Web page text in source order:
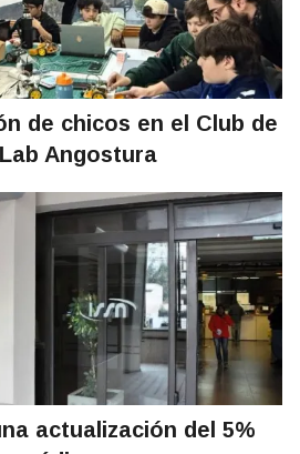
de chicos en el Club de
Angostura
actualización del 5%